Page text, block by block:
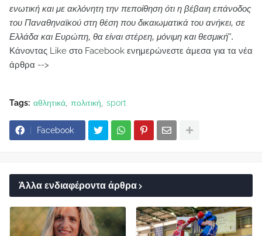
ενωτική και με ακλόνητη την πεποίθηση ότι η βέβαιη επάνοδος
του Παναθηναϊκού στη θέση που δικαιωματικά του ανήκει, σε
Ελλάδα και Ευρώπη, θα είναι στέρεη, μόνιμη και θεσμική".
Κάνοντας Like στο Facebook ενημερώνεστε άμεσα για τα νέα
άρθρα -->
Tags: αθλητικά πολιτική sport
Facebook
Άλλα ενδιαφέροντα άρθρα